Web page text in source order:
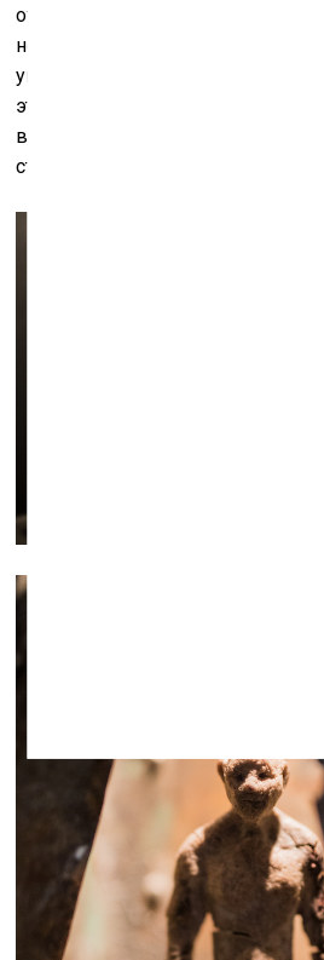
отношение «к жизни и смерти» –
неким правилам «естественной»
упоминавшегося Шаламова
этики. И на примере
видим, как можно притвориться
стать на какое-то время травой